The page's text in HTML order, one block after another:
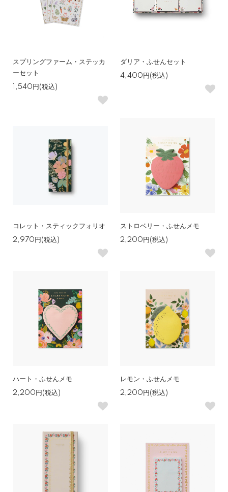
スプリングファーム・ステッカ
ーセット
1,540円(税込)
ダリア・ふせんセット
4,400円(税込)
コレット・スティックフォリオ
2,970円(税込)
ストロベリー・ふせんメモ
2,200円(税込)
ハート・ふせんメモ
2,200円(税込)
レモン・ふせんメモ
2,200円(税込)